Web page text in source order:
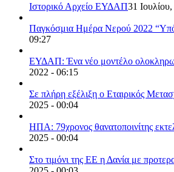
Ιστορικό Αρχείο ΕΥΔΑΠ31
Παγκόσμια Ημέρα Νερού 2022
09:27
ΕΥΔΑΠ: Ένα νέο μοντέλο
2022 - 06:15
Σε πλήρη εξέλιξη ο Εταιρικός
2025 - 00:04
ΗΠΑ: 79χρονος θανατοποινίτης
2025 - 00:04
Στο τιμόνι της ΕΕ η Δανία με